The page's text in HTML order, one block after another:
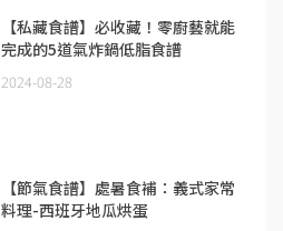
【私藏食譜】必收藏！零廚藝就能
完成的5道氣炸鍋低脂食譜
2024-08-28
【節氣食譜】處暑食補：義式家常
料理-西班牙地瓜烘蛋